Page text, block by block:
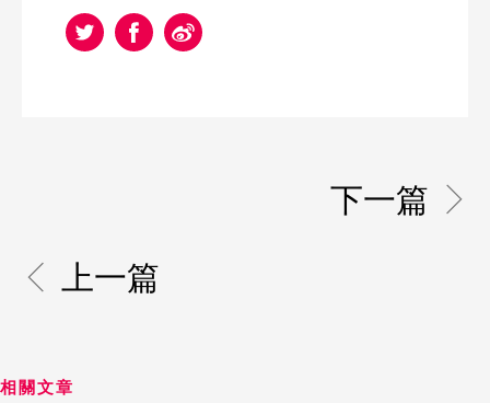
上一篇
下一篇
相關文章